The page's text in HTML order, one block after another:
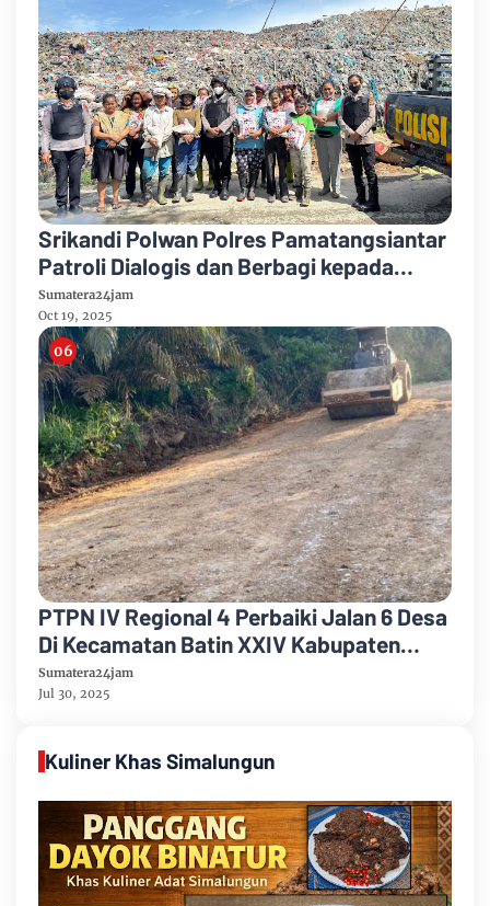
Srikandi Polwan Polres Pamatangsiantar
Patroli Dialogis dan Berbagi kepada
Masyarakat Tanjung Pinggir
Sumatera24jam
Oct 19, 2025
PTPN IV Regional 4 Perbaiki Jalan 6 Desa
Di Kecamatan Batin XXIV Kabupaten
Batang Hari Untuk Meningkatkan
Ekonomi Masyarakat
Sumatera24jam
Jul 30, 2025
Kuliner Khas Simalungun